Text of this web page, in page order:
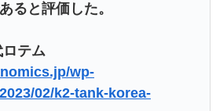
ると評価した。
ロテム
wp-
02/k2-tank-korea-